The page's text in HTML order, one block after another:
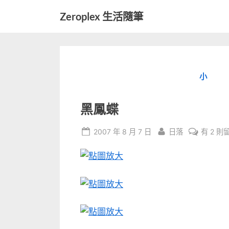
Zeroplex 生活隨筆
小
黑鳳蝶
Posted
2007 年 8 月 7 日 By
日落
在
有 2 則